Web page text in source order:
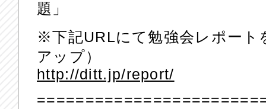
題」
※下記URLにて勉強会レポート
アップ）
http://ditt.jp/report/